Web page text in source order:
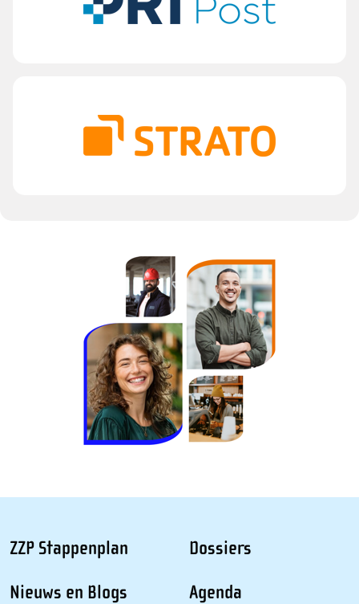
ZZP Stappenplan
Nieuws en Blogs
Dossiers
Agenda